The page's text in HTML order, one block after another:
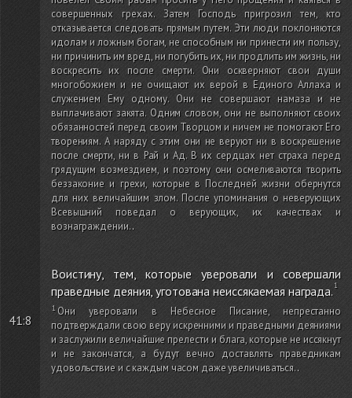
совершенных грехах. Затем Господь пригрозил тем, кто
отказывается следовать прямым путем. Эти люди поклоняются
идолам и ложным богам, не способным ни принести им пользу,
ни причинить им вред, ни погубить их, ни продлить им жизнь, ни
воскресить их после смерти. Они оскверняют свои души
многобожием и не очищают их верой в Единого Аллаха и
служением Ему одному. Они не совершают намаза и не
выплачивают закята. Одним словом, они не выполняют своих
обязанностей перед своим Творцом и ничем не помогают Его
творениям. А наряду с этим они не веруют ни в воскрешение
после смерти, ни в Рай и Ад. В их сердцах нет страха перед
грядущим возмездием, и поэтому они осмеливаются творить
беззаконие и грехи, которые в Последней жизни обернутся
для них величайшим злом. После упоминания о неверующих
Всевышний поведал о верующих, их качествах и
вознаграждении..
41:8
Воистину, тем, которые уверовали и совершали
праведные деяния, уготована неиссякаемая награда.
Они уверовали в Небесное Писание, непрестанно
подтверждали свою веру искренними и праведными деяниями
и заслужили величайшие прелести и блага, которые не иссякнут
и не закончатся, а будут вечно доставлять праведникам
удовольствие и с каждым часом даже увеличиваться..